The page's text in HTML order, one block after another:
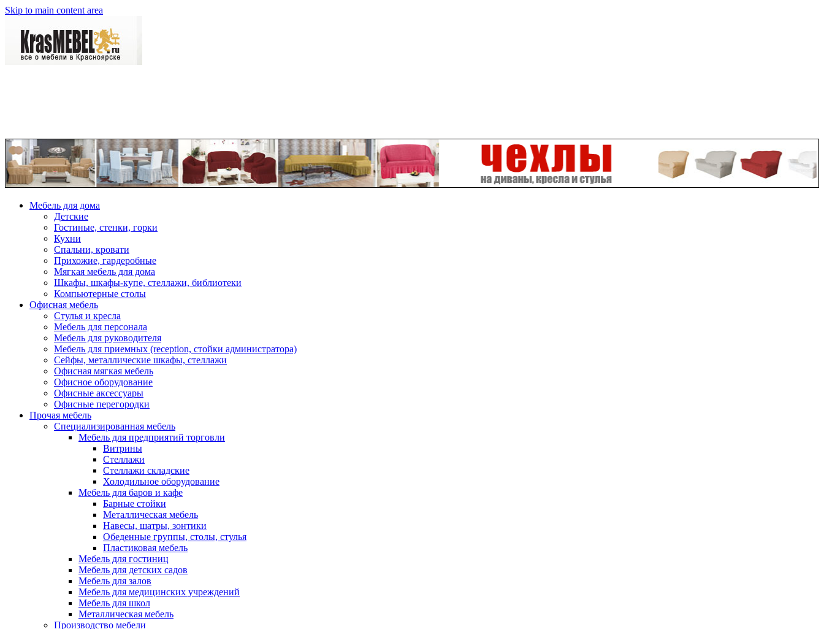
Skip to main content area
Мебель для дома
Детские
Гостиные, стенки, горки
Кухни
Спальни, кровати
Прихожие, гардеробные
Мягкая мебель для дома
Шкафы, шкафы-купе, стеллажи, библиотеки
Компьютерные столы
Офисная мебель
Стулья и кресла
Мебель для персонала
Мебель для руководителя
Мебель для приемных (reception, стойки администратора)
Сейфы, металлические шкафы, стеллажи
Офисная мягкая мебель
Офисное оборудование
Офисные аксессуары
Офисные перегородки
Прочая мебель
Специализированная мебель
Мебель для предприятий торговли
Витрины
Стеллажи
Стеллажи складские
Холодильное оборудование
Мебель для баров и кафе
Барные стойки
Металлическая мебель
Навесы, шатры, зонтики
Обеденные группы, столы, стулья
Пластиковая мебель
Мебель для гостиниц
Мебель для детских садов
Мебель для залов
Мебель для медицинских учреждений
Мебель для школ
Металлическая мебель
Производство мебели